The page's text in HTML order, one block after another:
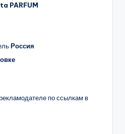
PARFUM
Россия
по ссылкам в